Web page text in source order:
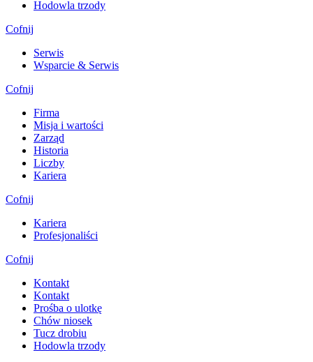
Hodowla trzody
Cofnij
Serwis
Wsparcie & Serwis
Cofnij
Firma
Misja i wartości
Zarząd
Historia
Liczby
Kariera
Cofnij
Kariera
Profesjonaliści
Cofnij
Kontakt
Kontakt
Prośba o ulotkę
Chów niosek
Tucz drobiu
Hodowla trzody